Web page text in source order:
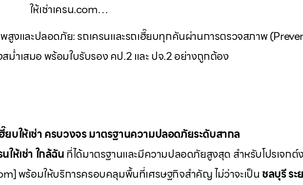
ให้เช่าเครน.com…
งและปลอดภัย: รถเครนและรถเฮี๊ยบทุกคันผ่านการตรวจสภาพ
ำเสมอ พร้อมใบรับรอง คป.2 และ ปจ.2 อย่างถูกต้อง
ยบให้เช่า ครบวงจร มาตรฐานความปลอดภัยระดับสากล
นให้เช่าใกล้ฉันที่ได้มาตรฐานและมีความปลอดภัยสูงสุด สำหรับโปรเจกต์
พร้อมให้บริการครอบคลุมพื้นที่เศรษฐกิจสำคัญ ไม่ว่าจะเป็นชลบุรี ระ